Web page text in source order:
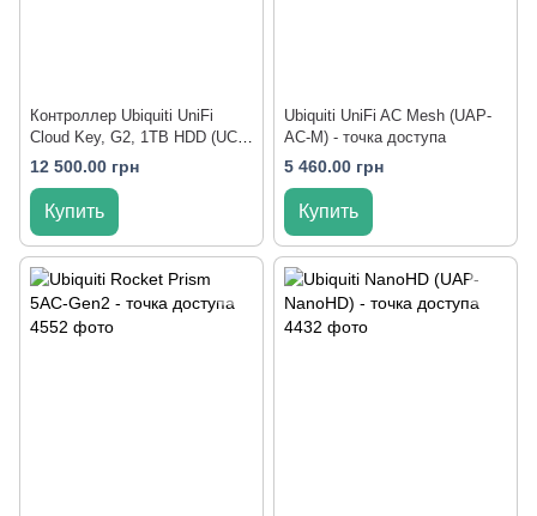
Контроллер Ubiquiti UniFi
Cloud Key, G2, 1TB HDD (UCK-
G2-PLUS)
12 500.00 грн
Купить
Ubiquiti UniFi AC Mesh (UAP-
AC-M) - точка доступа
5 460.00 грн
Купить